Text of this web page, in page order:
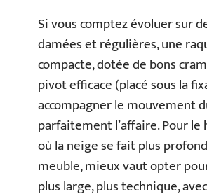
Si vous comptez évoluer sur
damées et régulières, une
compacte, dotée de bons
pivot efficace (placé sous la
accompagner le mouvement
parfaitement l’affaire. Pour le
où la neige se fait plus
meuble, mieux vaut opter
plus large, plus technique,